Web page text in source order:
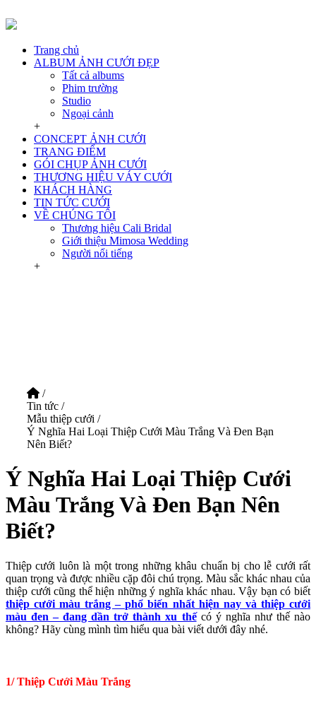
Trang chủ
ALBUM ẢNH CƯỚI ĐẸP
Tất cả albums
Phim trường
Studio
Ngoại cảnh
+
CONCEPT ẢNH CƯỚI
TRANG ĐIỂM
GÓI CHỤP ẢNH CƯỚI
THƯƠNG HIỆU VÁY CƯỚI
KHÁCH HÀNG
TIN TỨC CƯỚI
VỀ CHÚNG TÔI
Thương hiệu Cali Bridal
Giới thiệu Mimosa Wedding
Người nổi tiếng
+
/
Tin tức /
Mẫu thiệp cưới /
Ý Nghĩa Hai Loại Thiệp Cưới Màu Trắng Và Đen Bạn
Nên Biết?
Ý Nghĩa Hai Loại Thiệp Cưới
Màu Trắng Và Đen Bạn Nên
Biết?
Thiệp cưới luôn là một trong những khâu chuẩn bị cho lễ cưới rất
quan trọng và được nhiều cặp đôi chú trọng. Màu sắc khác nhau của
thiệp cưới cũng thể hiện những ý nghĩa khác nhau. Vậy bạn có biết
thiệp cưới màu trắng – phổ biến nhất hiện nay và thiệp cưới
màu đen – đang dần trở thành xu thếcó ý nghĩa như thế nào
không? Hãy cùng mình tìm hiểu qua bài viết dưới đây nhé.
1/ Thiệp Cưới Màu Trắng